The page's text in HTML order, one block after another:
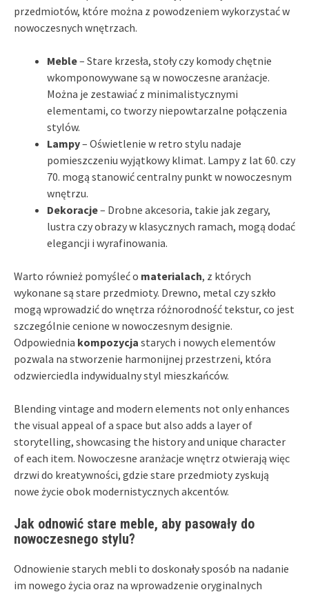
przedmiotów, które można z powodzeniem wykorzystać w
nowoczesnych wnętrzach.
Meble– Stare krzesła, stoły czy komody chętnie
wkomponowywane są w nowoczesne aranżacje.
Można je zestawiać z minimalistycznymi
elementami, co tworzy niepowtarzalne połączenia
stylów.
Lampy– Oświetlenie w retro stylu nadaje
pomieszczeniu wyjątkowy klimat. Lampy z lat 60. czy
70. mogą stanowić centralny punkt w nowoczesnym
wnętrzu.
Dekoracje– Drobne akcesoria, takie jak zegary,
lustra czy obrazy w klasycznych ramach, mogą dodać
elegancji i wyrafinowania.
Warto również pomyśleć o materialach, z których
wykonane są stare przedmioty. Drewno, metal czy szkło
mogą wprowadzić do wnętrza różnorodność tekstur, co jest
szczególnie cenione w nowoczesnym designie.
Odpowiednia kompozycja starych i nowych elementów
pozwala na stworzenie harmonijnej przestrzeni, która
odzwierciedla indywidualny styl mieszkańców.
Blending vintage and modern elements not only enhances
the visual appeal of a space but also adds a layer of
storytelling, showcasing the history and unique character
of each item. Nowoczesne aranżacje wnętrz otwierają więc
drzwi do kreatywności, gdzie stare przedmioty zyskują
nowe życie obok modernistycznych akcentów.
Jak odnowić stare meble, aby pasowały do
nowoczesnego stylu?
Odnowienie starych mebli to doskonały sposób na nadanie
im nowego życia oraz na wprowadzenie oryginalnych